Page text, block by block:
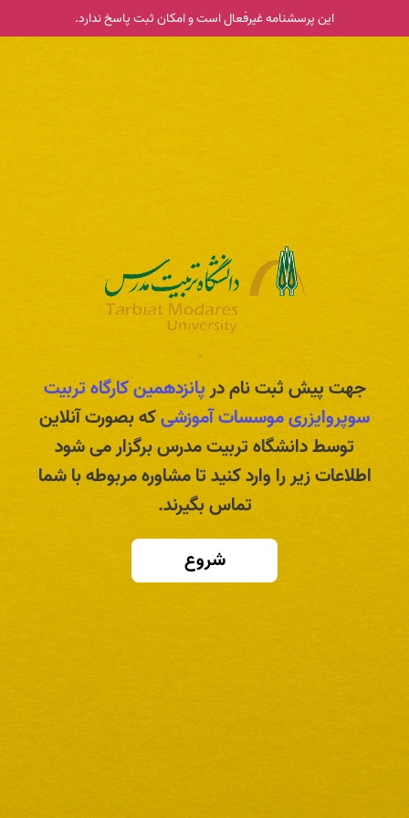
این پرسشنامه غیر‌فعال است و امکان ثبت پاسخ ندارد.
جهت پیش ثبت نام درپانزدهمین کارگاه تربیت
سوپروایزری موسسات آموزشیکه بصورت آنلاین
توسط دانشگاه تربیت مدرس برگزار می شود
اطلاعات زیر را وارد کنید تا مشاوره مربوطه با شما
تماس بگیرند.
شروع